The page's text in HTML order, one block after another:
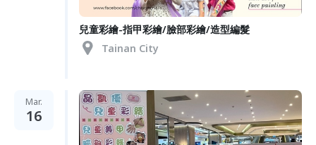
兒童彩繪-指甲彩繪/臉部彩繪/造型編髮
Tainan City
Mar.
16